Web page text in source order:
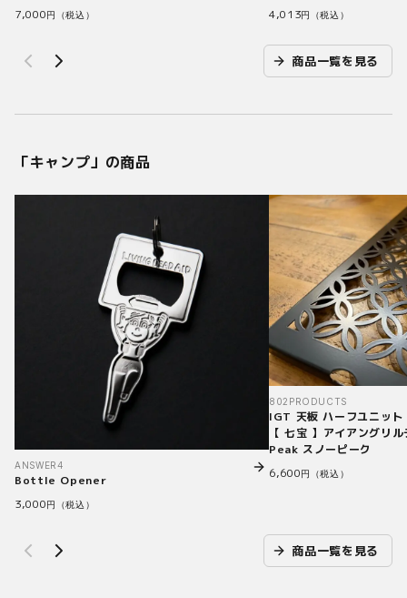
7,000円（税込）
4,013円（税込）
商品一覧を見る
「キャンプ」の商品
ANSWER4
Bottle Opener
3,000円（税込）
802PRODUCTS
IGT 天板 ハーフユニット
【 七宝 】アイアングリ
Peak スノーピーク
6,600円（税込）
商品一覧を見る